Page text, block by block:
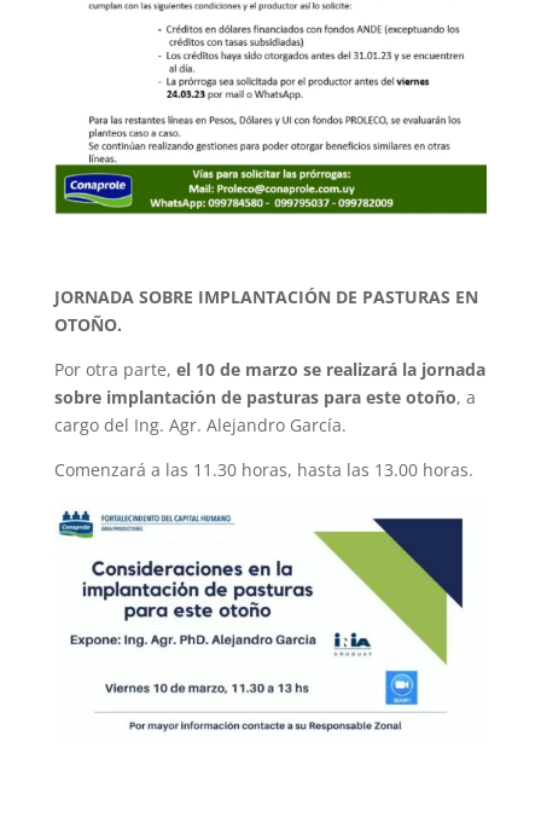
JORNADA SOBRE IMPLANTACIÓN DE PASTURAS EN
OTOÑO.
Por otra parte, el 10 de marzo se realizará la jornada
sobre implantación de pasturas para este otoño, a
cargo del Ing. Agr. Alejandro García.
Comenzará a las 11.30 horas, hasta las 13.00 horas.